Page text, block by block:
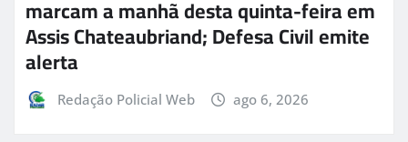
marcam a manhã desta quinta-feira em
Assis Chateaubriand; Defesa Civil emite
alerta
Redação Policial Web ago 6, 2026